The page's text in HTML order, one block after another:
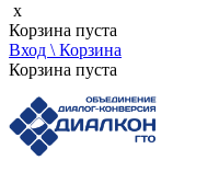
x
Корзина пуста
Вход \ Корзина
Корзина пуста